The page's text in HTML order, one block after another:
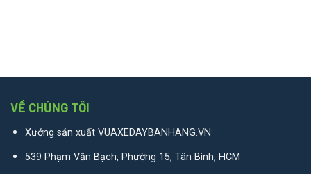
VỀ CHÚNG TÔI
Xưởng sản xuất VUAXEDAYBANHANG.VN
539 Phạm Văn Bạch, Phường 15, Tân Bình, HCM